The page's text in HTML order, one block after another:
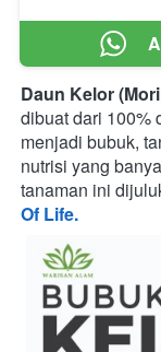
`
Daun Kelor
dibuat dari 100%
menjadi bubuk,
nutrisi yang
tanaman ini
Of Life.